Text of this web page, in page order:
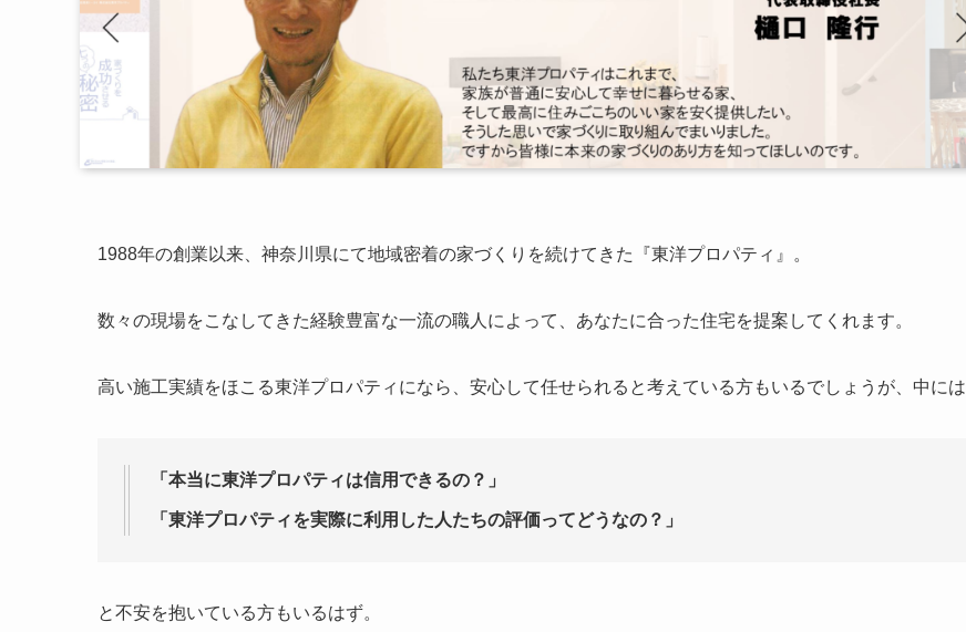
1988年の創業以来、神奈川県にて地域密着の家づくりを続けてきた『東洋プロパティ』。
数々の現場をこなしてきた経験豊富な一流の職人によって、あなたに合った住宅を提案してくれます。
高い施工実績をほこる東洋プロパティになら、安心して任せられると考えている方もいるでしょうが、中には
「本当に東洋プロパティは信用できるの？」
「東洋プロパティを実際に利用した人たちの評価ってどうなの？」
と不安を抱いている方もいるはず。